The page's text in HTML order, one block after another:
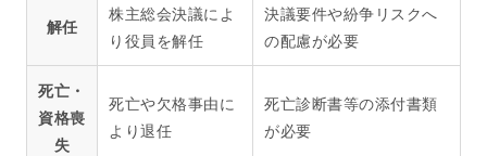
解任
株主総会決議によ
り役員を解任
決議要件や紛争リスクへ
の配慮が必要
死亡・
資格喪
失
死亡や欠格事由に
より退任
死亡診断書等の添付書類
が必要